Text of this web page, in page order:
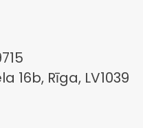
16b, Rīga, LV1039